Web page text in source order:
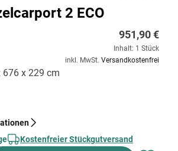
2 ECO
951,90 €
Inhalt: 1 Stück
inkl. MwSt. Versandkostenfrei
676 x 229 cm
Kostenfreier Stückgutversand